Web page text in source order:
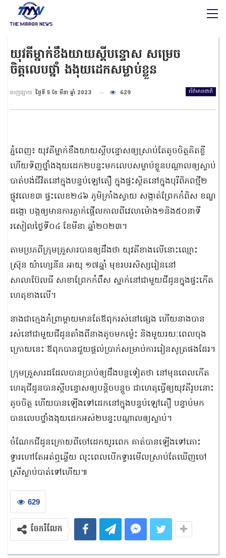
យុវតីម្នាក់ខឹងយាយស្ដីបន្ទោស សម្រេច
ចិត្តលេបថ្នាំ ងងុយដេកសម្លាប់ខ្លួន
ព័ត៌មានជាតិ
ចេញផ្សាយ ថ្ងៃទី 5 ខែ មីនា ឆ្នាំ 2023 629
ភ្នំពេញ៖ យុវតីម្នាក់ខឹងយាយស្ដីបន្ទោសឲ្យស្រាប់តែតូចចិត្តគិតខ្លី
ហើយទិញថ្នាំងងុយដេក២បន្ទះមកលេបសម្លាប់ខ្លួនបណ្ដាលឲ្យស្លាប់
បាត់បង់ជីវិតនៅក្នុងបន្ទប់ឡៅតឿ ក្នុងផ្ទះស្ថិតនៅក្នុងបុរីពិភពថ្មី២
ផ្លូវលេខ៣ ផ្ទះលេខ២៤៦ ភូមិក្រាំងស្វាយ សង្កាត់ព្រែកកំពិស ខណ្ឌ
ដង្កោ បង្កឲ្យមានការភ្ញាក់ផ្អើលកាលពីវេលាម៉ោង១និង៥០នាទី
រសៀលថ្ងៃទី០៤ ខែមីនា ឆ្នាំ២០២៣។
តាមប្រភពីក្រុមគ្រួសារបានឲ្យដឹងថា យុវតីខាងលើនោះឈ្មោះ
ស្រ៊ុន យ៉ាហ្សេនីន អាយុ ១៧ឆ្នាំ មុខរបរសិស្សរៀននៅ
សាលាប៊ែលធី សាខាព្រែកកំពឹស ស្នាក់នៅជាមួយជីដូនក្នុងផ្ទះកើត
ហេតុខាងលើ។
នាងជាក្មេងកំព្រាម្ដាយមានតែឪពុករស់នៅផ្សេង ហើយនាងបាន
រស់នៅជាមួយជីដូនតាំងពីនាងតូចមកម្ល៉េះ និងមួយរយៈពេលចុង
ក្រោយនេះ ឪពុកបានជួយផ្ដល់ប្រាក់សម្រាប់ការរៀនសូត្រផងដែរ។
ក្រុមគ្រួសារដដែលបានប្រាប់ឲ្យដឹងបន្តទៀតថា នៅមុនពេលកើត
ហេតុជីដូនបានស្ដីបន្ទោសឲ្យបន្តិចបន្តួច ជាហេតុធ្វើឲ្យយុវតីរូបនោះ
តូចចិត្ត ហើយបានឡើងទៅដេកនៅក្នុងបន្ទប់ឡៅតឿ បន្ទាប់មក
បានលេបថ្នាំងងុយដេកអស់២បន្ទះបណ្ដាលឲ្យស្លាប់។
ចំណែកជីដូនក្រោយពីចៅដេកយូរពេក គាត់បានឡើងទៅគោះ
ទ្វារហៅតែអត់ឮឆ្លើយ លុះពេលបើកទ្វារមើលស្រាប់តែឃើញចៅ
ស្រីស្លាប់បាត់ទៅហើយ៕
629
ចែករំលែក